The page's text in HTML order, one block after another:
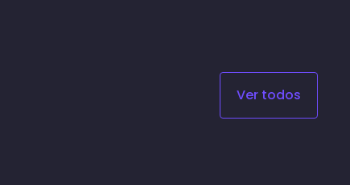
Ver todos